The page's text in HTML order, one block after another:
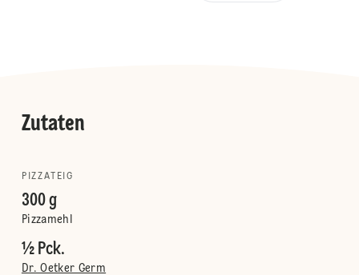
Zutaten
PIZZATEIG
300 g
Pizzamehl
½ Pck.
Dr. Oetker Germ